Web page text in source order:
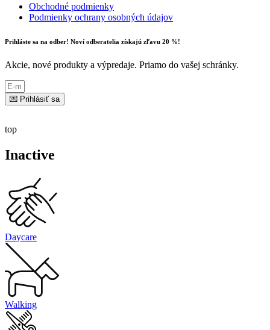
Obchodné podmienky
Podmienky ochrany osobných údajov
Prihláste sa na odber! Noví odberatelia získajú zľavu 20 %!
Akcie, nové produkty a výpredaje. Priamo do vašej schránky.
💌 Prihlásiť sa
top
Inactive
Daycare
Walking